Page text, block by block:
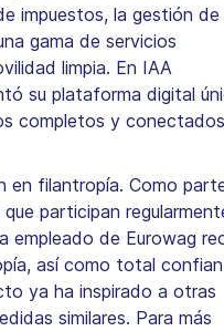
impuestos, la gestión de
gama de servicios
limpia. En IAA
su plataforma digital
completos y conectados
en filantropía. Como
participan
empleado de Eurowag
así como total
ya ha inspirado a otras
similares. Para más